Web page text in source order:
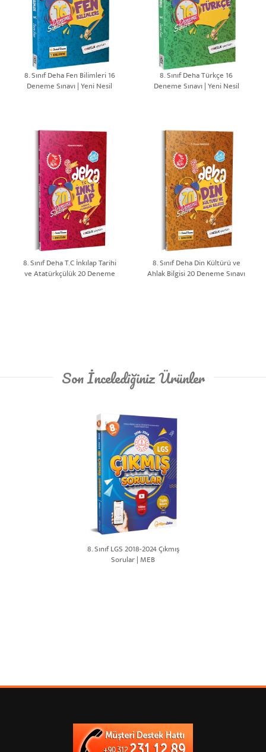
8. Sınıf Deha Fen Bilimleri 16
Deneme Sınavı | Yeni Nesil
8. Sınıf Deha Türkçe 16
Deneme Sınavı | Yeni Nesil
8. Sınıf Deha T.C İnkılap Tarihi
ve Atatürkçülük 20 Deneme
8. Sınıf Deha Din Kültürü ve
Ahlak Bilgisi 20 Deneme Sınavı
Son İncelediğiniz Ürünler
8. Sınıf LGS 2018-2024 Çıkmış
Sorular | MEB